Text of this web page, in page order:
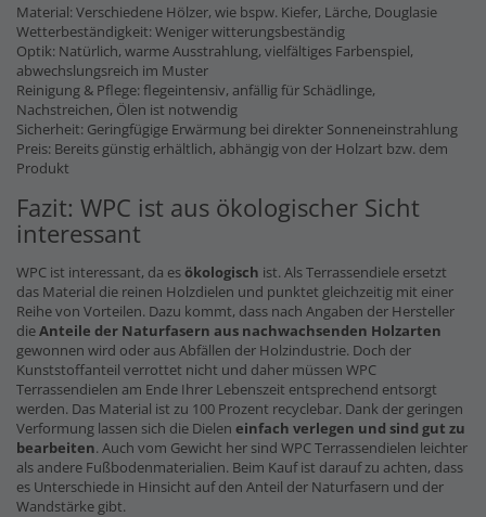
Material: Verschiedene Hölzer, wie bspw. Kiefer, Lärche, Douglasie
Wetterbeständigkeit: Weniger witterungsbeständig
Optik: Natürlich, warme Ausstrahlung, vielfältiges Farbenspiel,
abwechslungsreich im Muster
Reinigung & Pflege: flegeintensiv, anfällig für Schädlinge,
Nachstreichen, Ölen ist notwendig
Sicherheit: Geringfügige Erwärmung bei direkter Sonneneinstrahlung
Preis: Bereits günstig erhältlich, abhängig von der Holzart bzw. dem
Produkt
Fazit: WPC ist aus ökologischer Sicht
interessant
WPC ist interessant, da esökologisch ist. Als Terrassendiele ersetzt
das Material die reinen Holzdielen und punktet gleichzeitig mit einer
Reihe von Vorteilen. Dazu kommt, dass nach Angaben der Hersteller
dieAnteile der Naturfasern aus nachwachsenden Holzarten
gewonnen wird oder aus Abfällen der Holzindustrie. Doch der
Kunststoffanteil verrottet nicht und daher müssen WPC
Terrassendielen am Ende Ihrer Lebenszeit entsprechend entsorgt
werden. Das Material ist zu 100 Prozent recyclebar. Dank der geringen
Verformung lassen sich die Dielen einfach verlegen und sind gut zu
bearbeiten. Auch vom Gewicht her sind WPC Terrassendielen leichter
als andere Fußbodenmaterialien. Beim Kauf ist darauf zu achten, dass
es Unterschiede in Hinsicht auf den Anteil der Naturfasern und der
Wandstärke gibt.